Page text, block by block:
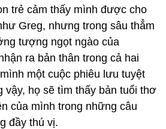
trẻ cảm thấy mình được cho
Greg, nhưng trong sâu thẳm
tượng ngọt ngào của
ra bản thân trong cả hai
một cuộc phiêu lưu tuyệt
họ sẽ tìm thấy bản tuổi thơ
của mình trong những câu
đầy thú vị.